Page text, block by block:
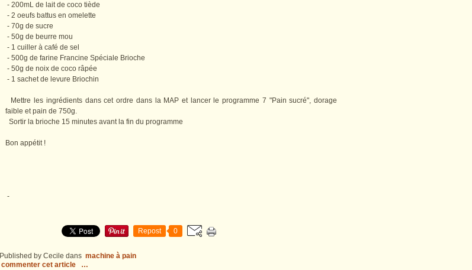
- 200mL de lait de coco tiède
- 2 oeufs battus en omelette
- 70g de sucre
- 50g de beurre mou
- 1 cuiller à café de sel
- 500g de farine Francine Spéciale Brioche
- 50g de noix de coco râpée
- 1 sachet de levure Briochin
Mettre les ingrédients dans cet ordre dans la MAP et lancer le programme 7 "Pain sucré", dorage
faible et pain de 750g.
Sortir la brioche 15 minutes avant la fin du programme
Bon appétit !
-
Repost 0
Published by Cecile dans machine à pain
commenter cet article
…